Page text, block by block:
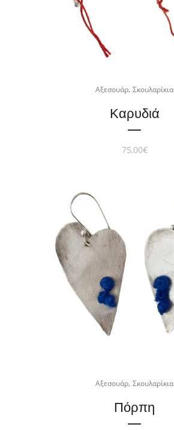
Αξεσουάρ, Σκουλαρίκια
Καρυδιά
75,00€
Αξεσουάρ, Σκουλαρίκια
Πόρπη